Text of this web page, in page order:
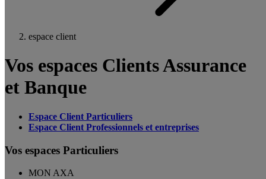
espace client
Vos espaces Clients Assurance
et Banque
Espace Client Particuliers
Espace Client Professionnels et entreprises
Vos espaces Particuliers
MON AXA